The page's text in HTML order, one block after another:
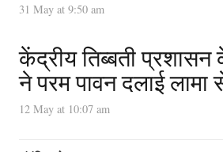
31 May at 9:50 am
केंद्रीय तिब्बती प्रशासन
ने परम पावन दलाई
12 May at 10:07 am